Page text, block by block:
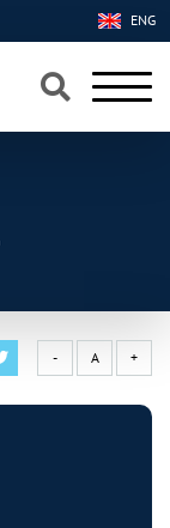
×
×
ENG
- A +